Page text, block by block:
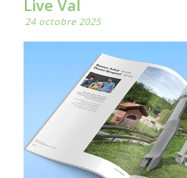
Live Val
24 octobre 2025